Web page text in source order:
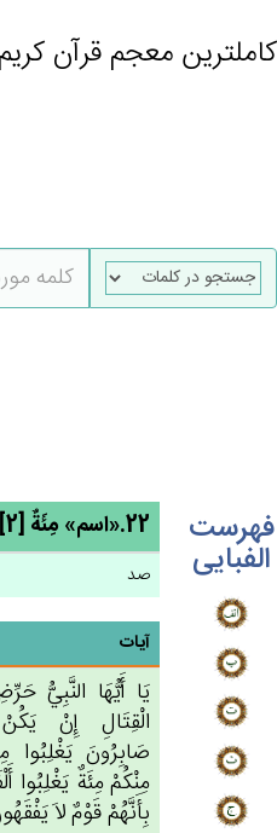
کاملترین معجم قرآن کریم
فهرست
الفبایی
22.«اسم» مِئَة‌ٌ [2] ← مای
صد
آیات
يَا أَيُّهَا النَّبِي‌ُّ
الْقِتَال‌ِ إِنْ‌
صَابِرُون‌َ
مِنْكُم‌ْ مِئَة‌ٌ يَغْلِبُوا
بِأَنَّهُم‌ْ قَوْم‌ٌ لاَ